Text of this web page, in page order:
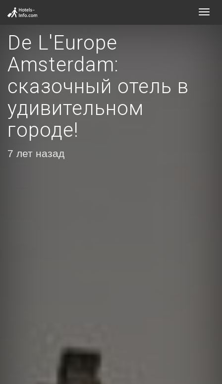
De L'Europe
Amsterdam:
сказочный отель в
удивительном
городе!
7 лет назад